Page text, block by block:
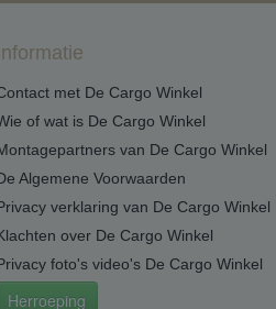
met De Cargo Winkel
of wat is De Cargo Winkel
van De Cargo Winkel
Algemene Voorwaarden
verklaring van De Cargo Winkel
over De Cargo Winkel
foto's video's De Cargo Winkel
Herroeping